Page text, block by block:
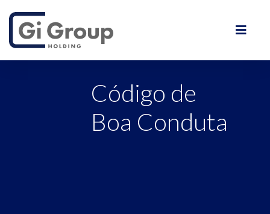
Código de
Boa Conduta